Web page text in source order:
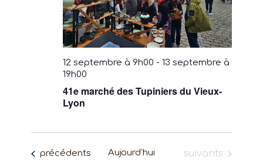
41e marché des Tupiniers du Vieux-
Lyon
12 septembre à 9h00 -13 septembre à
19h00
Évènements
précédents Aujourd’hui Évènements
suivants